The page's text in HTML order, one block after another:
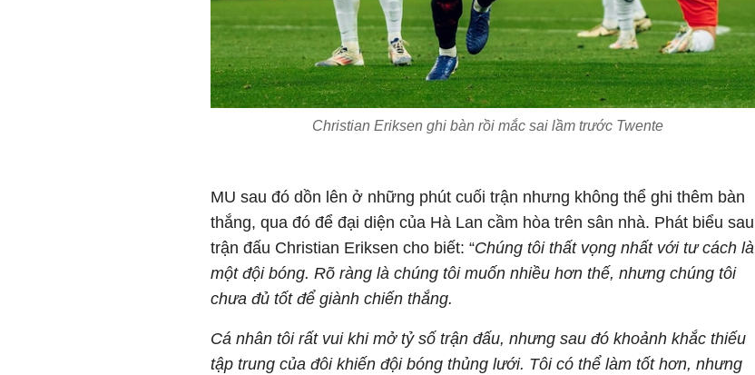
Christian Eriksen ghi bàn rồi mắc sai lầm trước Twente
MU sau đó dồn lên ở những phút cuối trận nhưng không thể ghi thêm bàn
thắng, qua đó để đại diện của Hà Lan cầm hòa trên sân nhà. Phát biểu sau
trận đấu Christian Eriksen cho biết: “Chúng tôi thất vọng nhất với tư cách là
một đội bóng. Rõ ràng là chúng tôi muốn nhiều hơn thế, nhưng chúng tôi
chưa đủ tốt để giành chiến thắng.
Cá nhân tôi rất vui khi mở tỷ số trận đấu, nhưng sau đó khoảnh khắc thiếu
tập trung của đôi khiến đội bóng thủng lưới. Tôi có thể làm tốt hơn, nhưng